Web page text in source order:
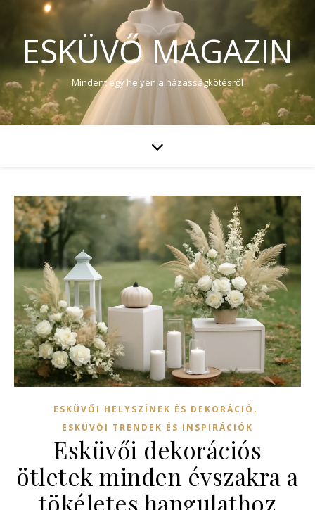
ESKÜVŐ MAGAZIN
Mindent egy helyen a házasságkötésről
ESKÜVŐI HELYSZÍNEK ÉS DEKORÁCIÓ ,
ESKÜVŐI TRENDEK ÉS INSPIRÁCIÓK
Esküvői dekorációs
ötletek minden évszakra a
tökéletes hangulathoz